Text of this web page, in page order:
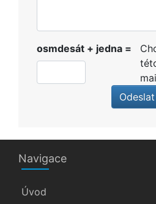
osmdesát + jedna =
Odeslat
Navigace
Úvod